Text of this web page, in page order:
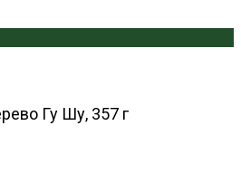
Гу Шу, 357 г